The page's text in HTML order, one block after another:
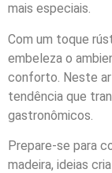
mais especiais.
Com um toque
embeleza o
conforto. Neste
tendência que
gastronômicos.
Prepare-se para
madeira, ideias